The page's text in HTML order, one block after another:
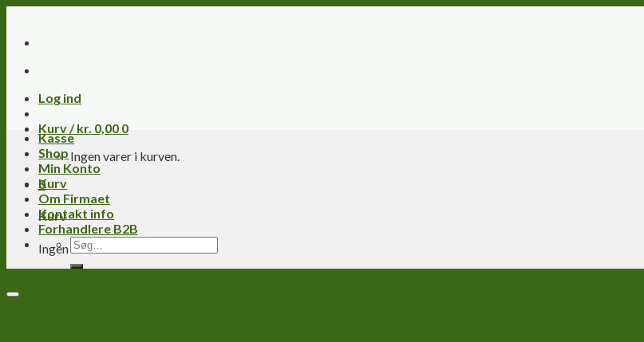
content
Log ind
Kurv /kr. 0,00 0
Ingen varer i kurven.
0
Kurv
Ingen varer i kurven.
Kasse
Shop
Min Konto
Kurv
Om Firmaet
Kontakt info
Forhandlere B2B
Søg
efter: